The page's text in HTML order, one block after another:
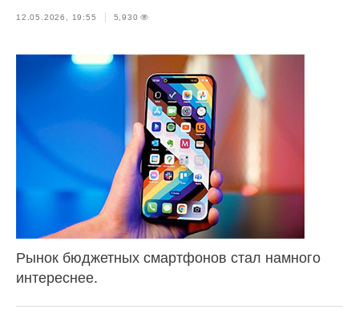
АВТО ОТДЫХ ОБХОД БЛОКИРОВКИ И СОЛИДАРНОСТЬ
12.05.2026, 19:55 5,930
Рынок бюджетных смартфонов стал намного
интереснее.